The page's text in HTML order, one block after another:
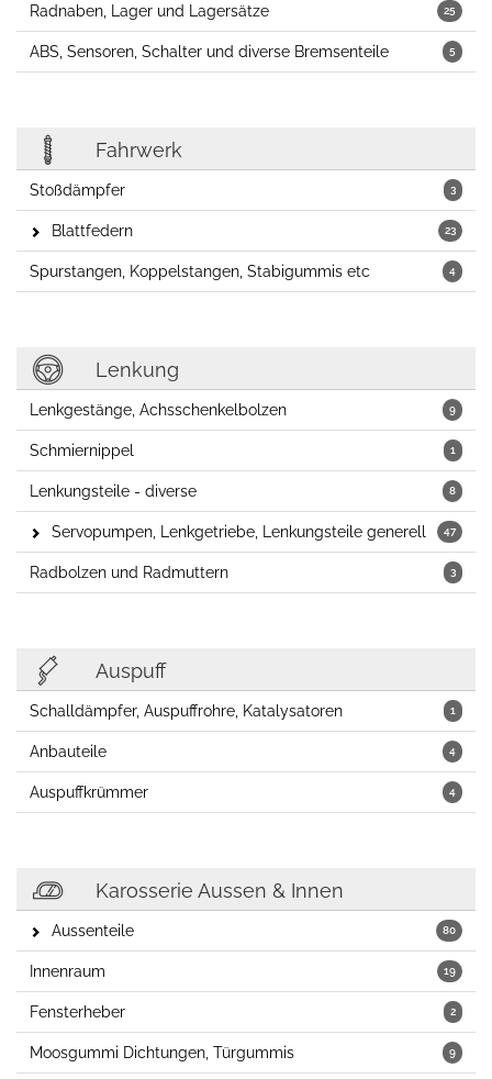
25
Radnaben, Lager und Lagersätze
5
ABS, Sensoren, Schalter und diverse Bremsenteile
Fahrwerk
3
Stoßdämpfer
23
Blattfedern
4
Spurstangen, Koppelstangen, Stabigummis etc
Lenkung
9
Lenkgestänge, Achsschenkelbolzen
1
Schmiernippel
8
Lenkungsteile - diverse
47
Servopumpen, Lenkgetriebe, Lenkungsteile generell
3
Radbolzen und Radmuttern
Auspuff
1
Schalldämpfer, Auspuffrohre, Katalysatoren
4
Anbauteile
4
Auspuffkrümmer
Karosserie Aussen & Innen
80
Aussenteile
19
Innenraum
2
Fensterheber
9
Moosgummi Dichtungen, Türgummis